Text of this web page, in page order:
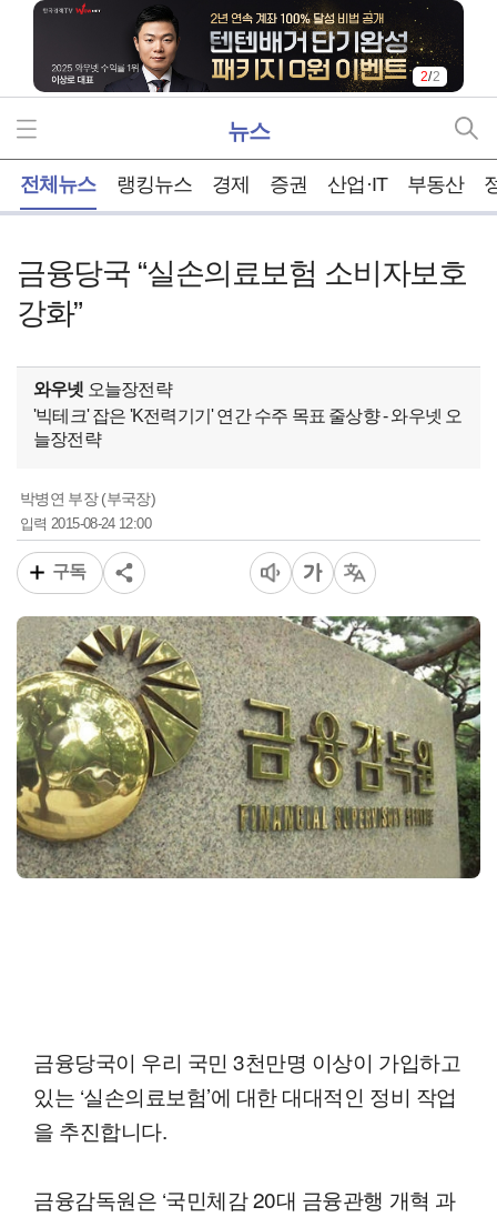
1/2
뉴스
전체뉴스 랭킹뉴스 경제 증권 산업·IT 부동산
금융당국 “실손의료보험 소비자보호
강화”
와우넷 오늘장전략
'빅테크' 잡은 'K전력기기' 연간 수주 목표 줄상향 - 와우넷 오
늘장전략
박병연 부장 (부국장)
입력 2015-08-24 12:00
구독
금융당국이 우리 국민 3천만명 이상이 가입하고
있는 ‘실손의료보험’에 대한 대대적인 정비 작업
을 추진합니다.
금융감독원은 ‘국민체감 20대 금융관행 개혁 과